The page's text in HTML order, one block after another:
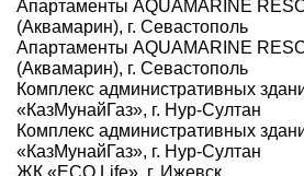
Апартаменты AQUAMARINE
(Аквамарин), г. Севастополь
Апартаменты AQUAMARINE
(Аквамарин), г. Севастополь
Комплекс административных
«КазМунайГаз», г. Нур-Султан
Комплекс административных
«КазМунайГаз», г. Нур-Султан
ЖК «ECO Life», г. Ижевск